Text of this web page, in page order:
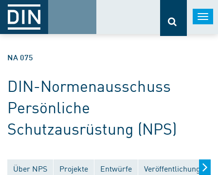
NA 075
DIN-Normenausschuss
Persönliche
Schutzausrüstung (NPS)
Über NPS Projekte Entwürfe Veröffentlichungen